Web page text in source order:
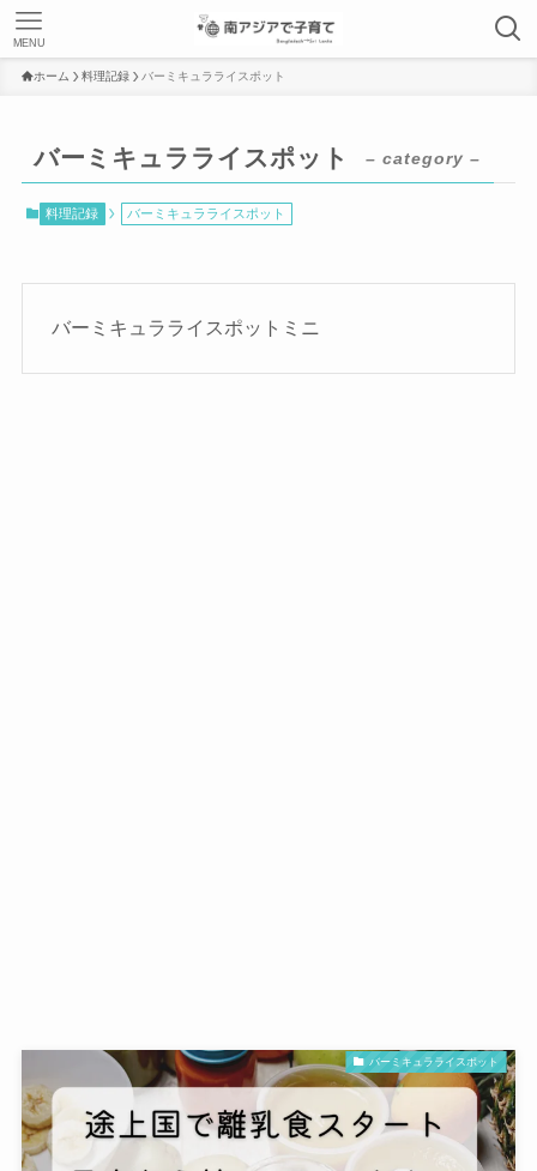
MENU
ホーム 料理記録 バーミキュラライスポット
バーミキュラライスポット – category –
料理記録 バーミキュラライスポット
バーミキュラライスポットミニ
バーミキュラライスポット